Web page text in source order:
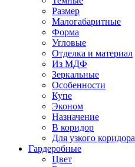
Размер
Малогабаритные
Форма
Угловые
Отделка и материал
Из МДФ
Зеркальные
Особенности
Купе
Эконом
Назначение
В коридор
Для узкого коридора
Гардеробные
Цвет